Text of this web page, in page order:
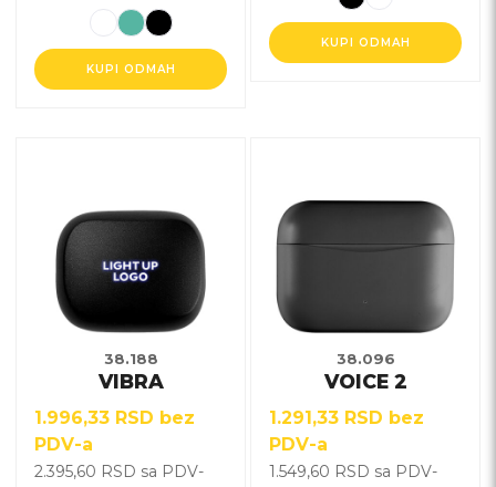
KUPI ODMAH
KUPI ODMAH
38.188
VIBRA
1.996,33 RSD bez
PDV-a
2.395,60 RSD sa PDV-
ima
više
varijanti.
Opcije
mogu
izabrane
na
stranici
proizvoda.
38.096
VOICE 2
1.291,33 RSD bez
PDV-a
1.549,60 RSD sa PDV-
ima
više
Opcije
mogu
izabrane
na
stranici
proizvoda.